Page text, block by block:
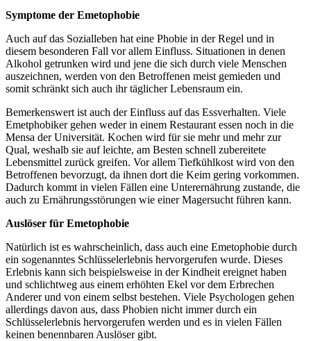
Symptome der Emetophobie
Auch auf das Sozialleben hat eine Phobie in der Regel und in
diesem besonderen Fall vor allem Einfluss. Situationen in denen
Alkohol getrunken wird und jene die sich durch viele Menschen
auszeichnen, werden von den Betroffenen meist gemieden und
somit schränkt sich auch ihr täglicher Lebensraum ein.
Bemerkenswert ist auch der Einfluss auf das Essverhalten. Viele
Emetphobiker gehen weder in einem Restaurant essen noch in die
Mensa der Universität. Kochen wird für sie mehr und mehr zur
Qual, weshalb sie auf leichte, am Besten schnell zubereitete
Lebensmittel zurück greifen. Vor allem Tiefkühlkost wird von den
Betroffenen bevorzugt, da ihnen dort die Keim gering vorkommen.
Dadurch kommt in vielen Fällen eine Unterernährung zustande, die
auch zu Ernährungsstörungen wie einer Magersucht führen kann.
Auslöser für Emetophobie
Natürlich ist es wahrscheinlich, dass auch eine Emetophobie durch
ein sogenanntes Schlüsselerlebnis hervorgerufen wurde. Dieses
Erlebnis kann sich beispielsweise in der Kindheit ereignet haben
und schlichtweg aus einem erhöhten Ekel vor dem Erbrechen
Anderer und von einem selbst bestehen. Viele Psychologen gehen
allerdings davon aus, dass Phobien nicht immer durch ein
Schlüsselerlebnis hervorgerufen werden und es in vielen Fällen
keinen benennbaren Auslöser gibt.